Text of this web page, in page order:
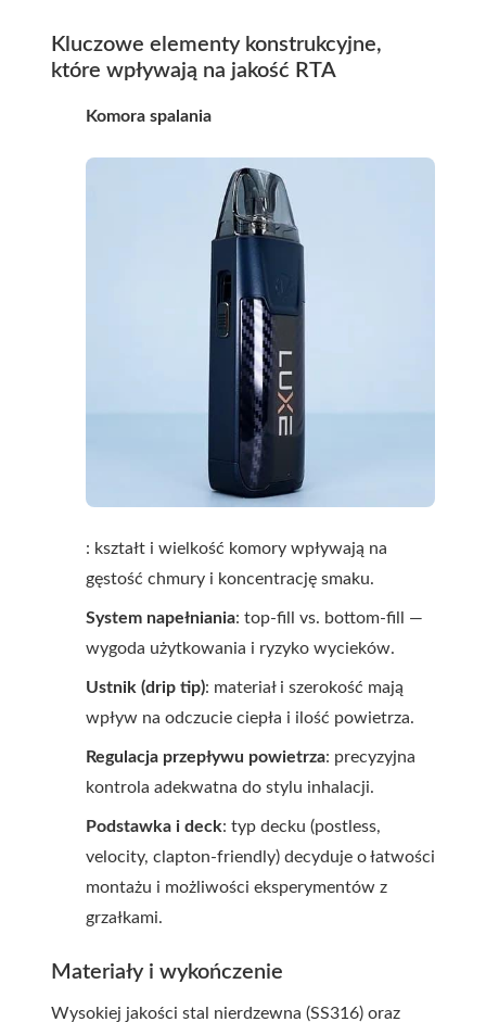
Kluczowe elementy konstrukcyjne,
które wpływają na jakość RTA
Komora spalania
: kształt i wielkość komory wpływają na
gęstość chmury i koncentrację smaku.
System napełniania: top-fill vs. bottom-fill —
wygoda użytkowania i ryzyko wycieków.
Ustnik (drip tip): materiał i szerokość mają
wpływ na odczucie ciepła i ilość powietrza.
Regulacja przepływu powietrza: precyzyjna
kontrola adekwatna do stylu inhalacji.
Podstawka i deck: typ decku (postless,
velocity, clapton-friendly) decyduje o łatwości
montażu i możliwości eksperymentów z
grzałkami.
Materiały i wykończenie
Wysokiej jakości stal nierdzewna (SS316) oraz